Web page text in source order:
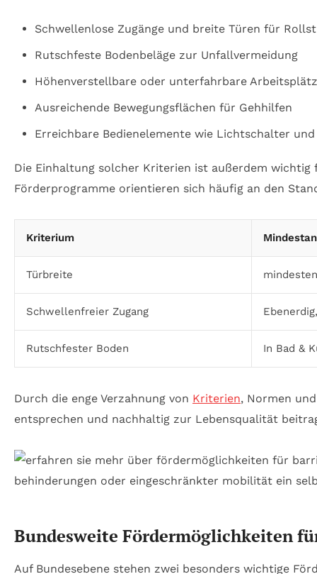
Schwellenlose Zugänge und breite Türen für
Rutschfeste Bodenbeläge zur Unfallvermeidung
Höhenverstellbare oder unterfahrbare
Ausreichende Bewegungsflächen für Gehhilfen
Erreichbare Bedienelemente wie Lichtschalter
Die Einhaltung solcher Kriterien ist außerdem wichtig
Förderprogramme orientieren sich häufig an den
Kriterium
Türbreite
Schwellenfreier Zugang
Rutschfester Boden In Bad &
Durch die enge Verzahnung von Kriterien, Normen
entsprechen und nachhaltig zur Lebensqualität
Bundesweite Fördermöglichkeiten
Auf Bundesebene stehen zwei besonders wichtige